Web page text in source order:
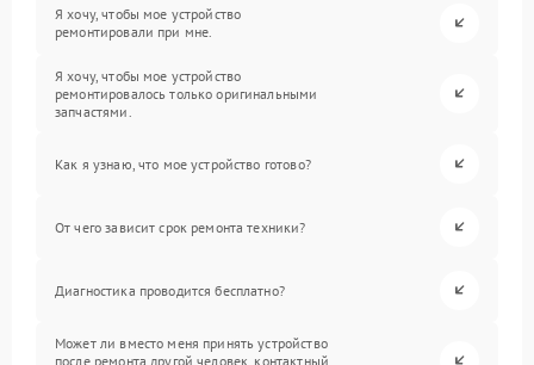
Я хочу, чтобы мое устройство
ремонтировали при мне.
Я хочу, чтобы мое устройство
ремонтировалось только оригинальными
запчастями.
Как я узнаю, что мое устройство готово?
От чего зависит срок ремонта техники?
Диагностика проводится бесплатно?
Может ли вместо меня принять устройство
после ремонта другой человек, контактный